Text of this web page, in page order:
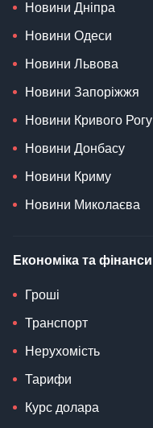
Новини Дніпра
Новини Одеси
Новини Львова
Новини Запоріжжя
Новини Кривого Рогу
Новини Донбасу
Новини Криму
Новини Миколаєва
Економіка та фінанси
Гроші
Транспорт
Нерухомість
Тарифи
Курс долара